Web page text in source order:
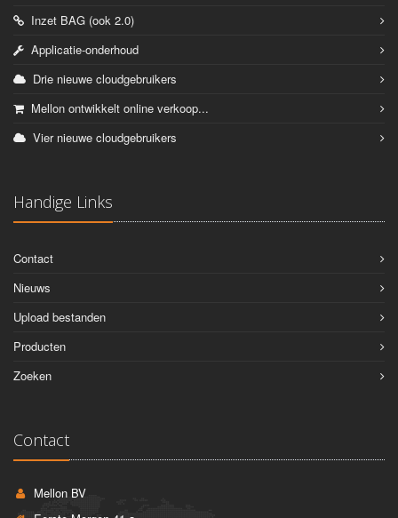
Inzet BAG (ook 2.0)
Applicatie-onderhoud
Drie nieuwe cloudgebruikers
Mellon ontwikkelt online verkoop...
Vier nieuwe cloudgebruikers
Handige Links
Contact
Nieuws
Upload bestanden
Producten
Zoeken
Contact
Mellon BV